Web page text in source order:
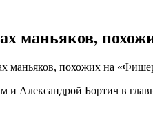
маньяков,
маньяков, похожих на
Бортич в